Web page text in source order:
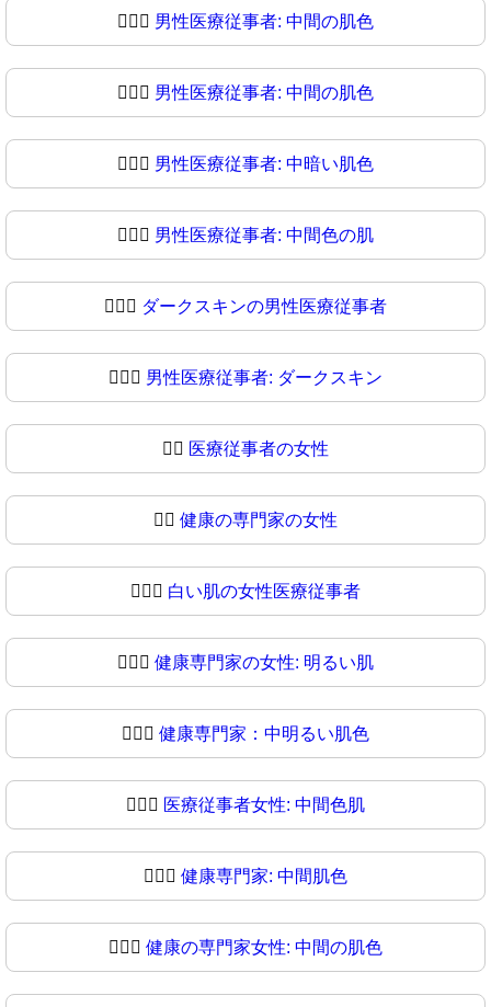
👨🏽‍⚕️ 男性医療従事者: 中間の肌色
👨🏽‍⚕ 男性医療従事者: 中間の肌色
👨🏾‍⚕️ 男性医療従事者: 中暗い肌色
👨🏾‍⚕ 男性医療従事者: 中間色の肌
👨🏿‍⚕️ ダークスキンの男性医療従事者
👨🏿‍⚕ 男性医療従事者: ダークスキン
👩‍⚕️ 医療従事者の女性
👩‍⚕ 健康の専門家の女性
👩🏻‍⚕️ 白い肌の女性医療従事者
👩🏻‍⚕ 健康専門家の女性: 明るい肌
👩🏼‍⚕️ 健康専門家：中明るい肌色
👩🏼‍⚕ 医療従事者女性: 中間色肌
👩🏽‍⚕️ 健康専門家: 中間肌色
👩🏽‍⚕ 健康の専門家女性: 中間の肌色